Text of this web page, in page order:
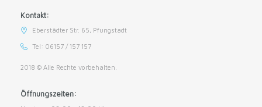
Kontakt:
Eberstädter Str. 65, Pfungstadt
Tel: 06157 / 157 157
2018 © Alle Rechte vorbehalten.
Öffnungszeiten: